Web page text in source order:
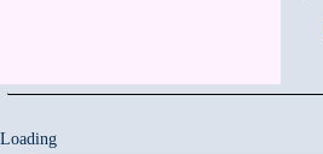
Loading